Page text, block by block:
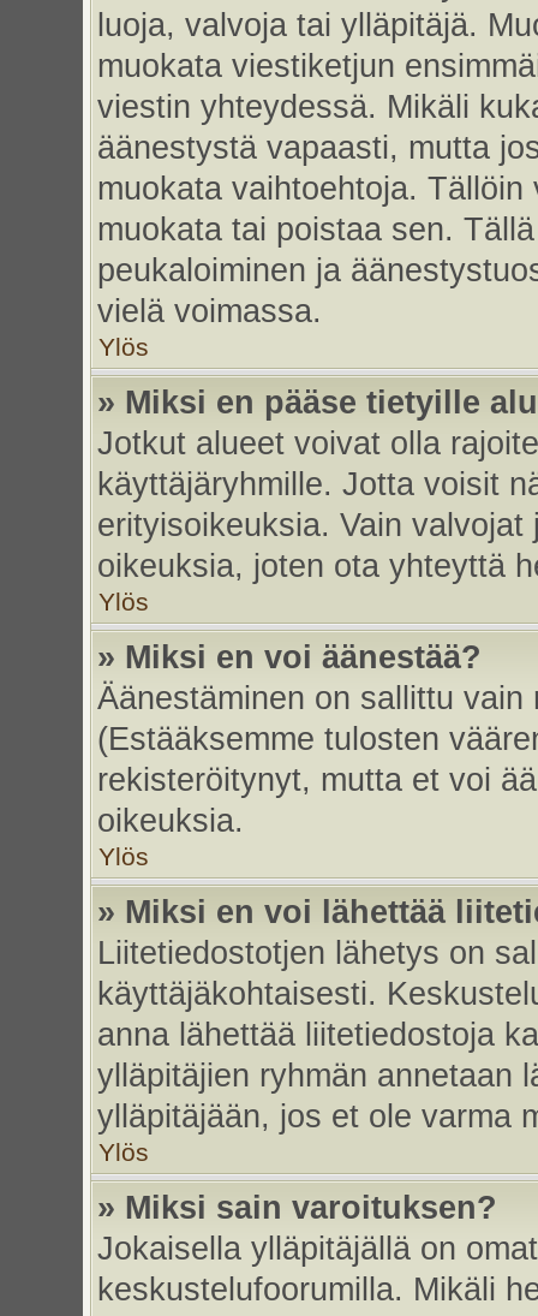
luoja, valvoja tai ylläpitäjä.
muokata viestiketjun
viestin yhteydessä. Mikäli
äänestystä vapaasti, mutta
muokata vaihtoehtoja.
muokata tai poistaa sen.
peukaloiminen ja
vielä voimassa.
Ylös
» Miksi en pääse tietyille
Jotkut alueet voivat olla
käyttäjäryhmille. Jotta voisit
erityisoikeuksia. Vain
oikeuksia, joten ota yhteyttä
Ylös
» Miksi en voi äänestää?
Äänestäminen on sallittu
(Estääksemme tulosten
rekisteröitynyt, mutta et voi
oikeuksia.
Ylös
» Miksi en voi lähettää
Liitetiedostotjen lähetys on
käyttäjäkohtaisesti.
anna lähettää liitetiedostoja
ylläpitäjien ryhmän annetaan
ylläpitäjään, jos et ole varma
Ylös
» Miksi sain varoituksen?
Jokaisella ylläpitäjällä on
keskustelufoorumilla. Mikäli